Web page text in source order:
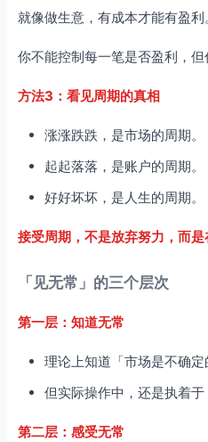
就像做生意，有成本才能有盈利
你不能控制每一笔是否盈利，但
方法3：看见周期的真相
涨涨跌跌，是市场的周期。
起起落落，是账户的周期。
好好坏坏，是人生的周期。
接受周期，不是放弃努力，而是
「见无常」的三个层次
第一层：知道无常
理论上知道「市场是不确定
但实际操作中，还是执着于
第二层：感受无常